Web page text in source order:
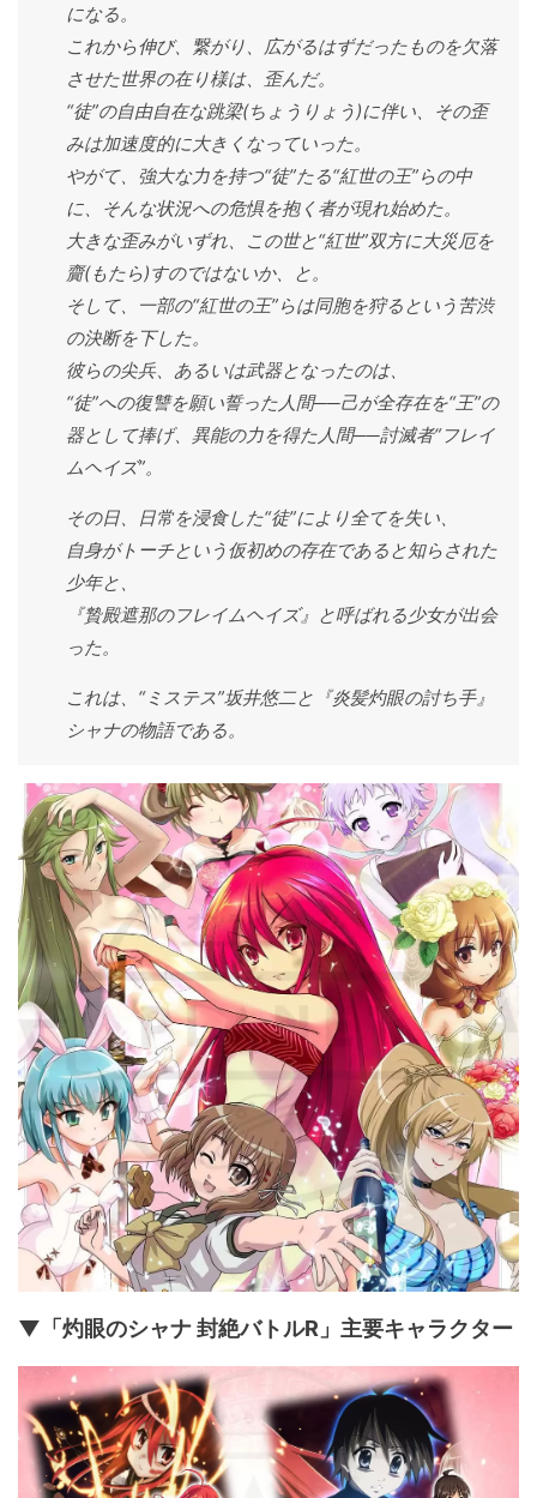
になる。
これから伸び、繋がり、広がるはずだったものを欠落
させた世界の在り様は、歪んだ。
“徒”の自由自在な跳梁(ちょうりょう)に伴い、その歪
みは加速度的に大きくなっていった。
やがて、強大な力を持つ“徒”たる“紅世の王”らの中
に、そんな状況への危惧を抱く者が現れ始めた。
大きな歪みがいずれ、この世と“紅世”双方に大災厄を
齎(もたら)すのではないか、と。
そして、一部の“紅世の王”らは同胞を狩るという苦渋
の決断を下した。
彼らの尖兵、あるいは武器となったのは、
“徒”への復讐を願い誓った人間──己が全存在を“王”の
器として捧げ、異能の力を得た人間──討滅者“フレイ
ムヘイズ”。
その日、日常を浸食した“徒”により全てを失い、
自身がトーチという仮初めの存在であると知らされた
少年と、
『贄殿遮那のフレイムヘイズ』と呼ばれる少女が出会
った。
これは、“ミステス”坂井悠二と『炎髪灼眼の討ち手』
シャナの物語である。
▼「灼眼のシャナ 封絶バトルR」主要キャラクター